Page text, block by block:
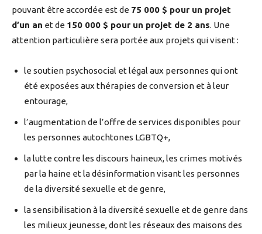
pouvant être accordée est de 75 000 $ pour un projet
d’un an et de 150 000 $ pour un projet de 2 ans. Une
attention particulière sera portée aux projets qui visent :
le soutien psychosocial et légal aux personnes qui ont
été exposées aux thérapies de conversion et à leur
entourage,
l’augmentation de l’offre de services disponibles pour
les personnes autochtones LGBTQ+,
la lutte contre les discours haineux, les crimes motivés
par la haine et la désinformation visant les personnes
de la diversité sexuelle et de genre,
la sensibilisation à la diversité sexuelle et de genre dans
les milieux jeunesse, dont les réseaux des maisons des